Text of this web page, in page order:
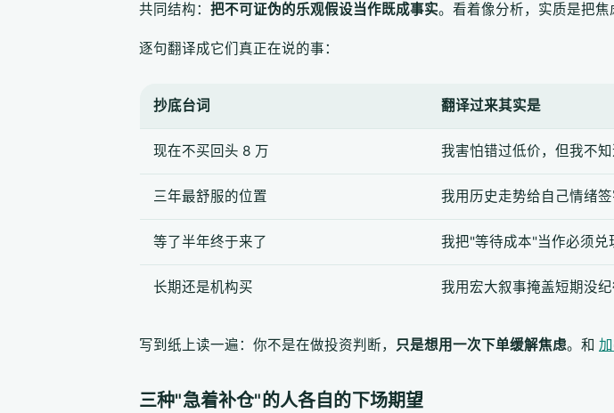
共同结构： 把不可证伪的乐观假设当作既成事实。看着像分析，实质是把焦
逐句翻译成它们真正在说的事：
抄底台词 翻译过来其实是
现在不买回头 8 万 我害怕错过低价，但我不
三年最舒服的位置 我用历史走势给自己情绪
等了半年终于来了 我把"等待成本"当作必须兑
长期还是机构买 我用宏大叙事掩盖短期没
写到纸上读一遍：你不是在做投资判断， 只是想用一次下单缓解焦虑。和
三种"急着补仓"的人各自的下场期望